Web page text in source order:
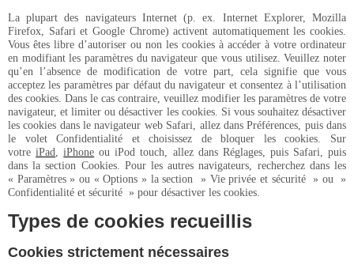
La plupart des navigateurs Internet (p. ex. Internet Explorer, Mozilla
Firefox, Safari et Google Chrome) activent automatiquement les cookies.
Vous êtes libre d’autoriser ou non les cookies à accéder à votre ordinateur
en modifiant les paramètres du navigateur que vous utilisez. Veuillez noter
qu’en l’absence de modification de votre part, cela signifie que vous
acceptez les paramètres par défaut du navigateur et consentez à l’utilisation
des cookies. Dans le cas contraire, veuillez modifier les paramètres de votre
navigateur, et limiter ou désactiver les cookies. Si vous souhaitez désactiver
les cookies dans le navigateur web Safari, allez dans Préférences, puis dans
le volet Confidentialité et choisissez de bloquer les cookies. Sur
votreiPad,iPhone ou iPod touch, allez dans Réglages, puis Safari, puis
dans la section Cookies. Pour les autres navigateurs, recherchez dans les
« Paramètres » ou « Options » la section » Vie privée et sécurité » ou »
Confidentialité et sécurité » pour désactiver les cookies.
Types de cookies recueillis
Cookies strictement nécessaires